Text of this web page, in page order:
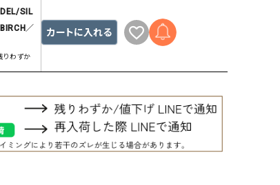
Audition（オーディション）
blue willow（ブルーウィロー） Osmosis（オズモシス）
blue willow（ブルーウィロー） prit（プリット）
CUBE SUGAR（キューブシュガー）
CONVERSE ALL STAR（コンバースオー
Risley（リズレー）
SIL
／
りわずか
カートに入れる